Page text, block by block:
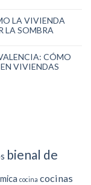
LA VIVIENDA
LA SOMBRA
CÓMO
VIVIENDAS
bienal de
cocina cocinas